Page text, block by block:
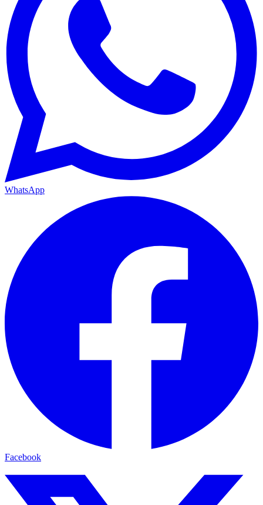
WhatsApp
Facebook